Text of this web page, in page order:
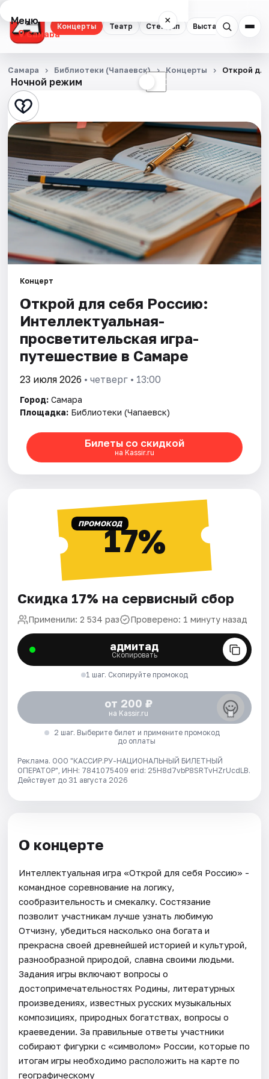
Концерты Театр Стендап Выставки
Меню ×
Самара
Концерты
Театр
Стендап
Квесты
Экскурсии
Спорт
События
Города
Площадки
Артисты
Рейтинги
Ночной режим ☾
Самара Библиотеки (Чапаевск) Концерты Открой
Концерт
Открой для себя Россию:
Интеллектуальная-
просветительская игра-
путешествие в Самаре
23 июля 2026 • четверг • 13:00
Город: Самара
Площадка: Библиотеки (Чапаевск)
Билеты со скидкой
на Kassir.ru
ПРОМОКОД17%
Скидка 17% на сервисный сбор
Применили: 2 534 раз Проверено: 1 минуту назад
адмитад
Скопировать
1 шаг. Скопируйте промокод
от 200 ₽
на Kassir.ru
2 шаг. Выберите билет и примените промокод
до оплаты
Реклама. ООО "КАССИР.РУ-НАЦИОНАЛЬНЫЙ БИЛЕТНЫЙ
ОПЕРАТОР", ИНН: 7841075409 erid: 25H8d7vbP8SRTvHZrUcdLB.
Действует до 31 августа 2026
О концерте
Интеллектуальная игра «Открой для себя Россию» -
командное соревнование на логику,
сообразительность и смекалку. Состязание
позволит участникам лучше узнать любимую
Отчизну, убедиться насколько она богата и
прекрасна своей древнейшей историей и культурой,
разнообразной природой, славна своими людьми.
Задания игры включают вопросы о
достопримечательностях Родины, литературных
произведениях, известных русских музыкальных
композициях, природных богатствах, вопросы о
краеведении. За правильные ответы участники
собирают фигурки с «символом» России, которые по
итогам игры необходимо расположить на карте по
географическому